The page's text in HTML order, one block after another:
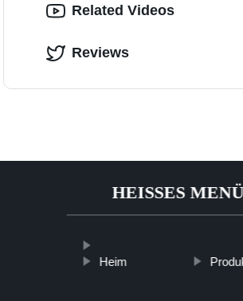
Related Videos
Reviews
HEISSES MENÜ
Heim